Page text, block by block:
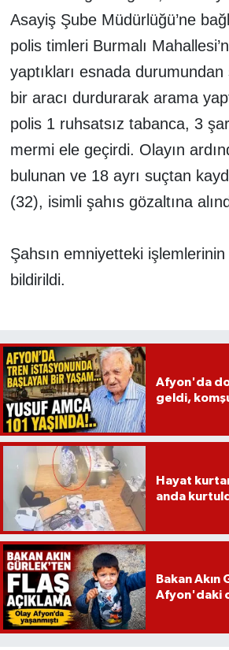
Asayiş Şube Müdürlüğü’ne
polis timleri Burmalı
yaptıkları esnada
bir aracı durdurarak arama
polis 1 ruhsatsız tabanca, 3
mermi ele geçirdi. Olayın
bulunan ve 18 ayrı suçtan
(32), isimli şahıs gözaltına
Şahsın emniyetteki
bildirildi.
Afyon'da
geldi,
Hayat
anda
Bakan
Afyon'daki